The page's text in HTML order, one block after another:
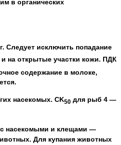
в органических
Следует исключить попадание
на открытые участки кожи. ПДК
содержание в молоке,
насекомых. CK50 для рыб 4 —
насекомыми и клещами —
Для купания животных